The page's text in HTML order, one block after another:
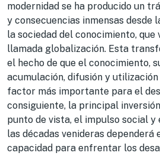
modernidad se ha producido un
y consecuencias inmensas desde
la sociedad del conocimiento, que
llamada globalización. Esta
el hecho de que el conocimiento,
acumulación, difusión y
factor más importante para el
consiguiente, la principal
punto de vista, el impulso social y
las décadas venideras dependerá
capacidad para enfrentar los